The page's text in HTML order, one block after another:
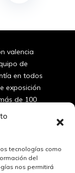
tecnologías como
del
nos permitirá
valencia
de
en todos
exposición
de 100
de